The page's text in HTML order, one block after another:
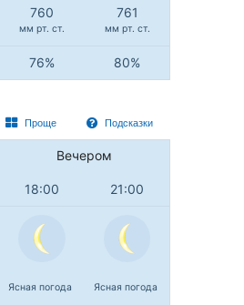
760
мм рт. ст.
761
мм рт. ст.
76% 80%
Проще Подсказки
Вечером
18:00 21:00
Ясная погода Ясная погода